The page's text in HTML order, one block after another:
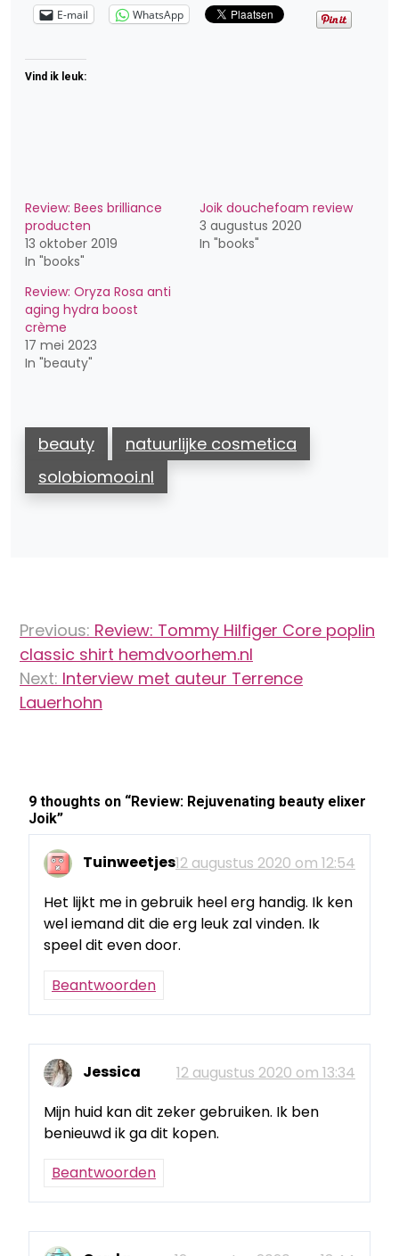
E-mail WhatsApp
Vind ik leuk:
Review: Bees brilliance
producten
13 oktober 2019
In "books"
Joik douchefoam review
3 augustus 2020
In "books"
Review: Oryza Rosa anti
aging hydra boost
crème
17 mei 2023
In "beauty"
beauty
natuurlijke cosmetica
solobiomooi.nl
navigatie
Previous: Review: Tommy Hilfiger Core poplin
classic shirt hemdvoorhem.nl
Next: Interview met auteur Terrence
Lauerhohn
9 thoughts on “Review: Rejuvenating beauty elixer
Joik”
Tuinweetjes12 augustus 2020 om 12:54
Het lijkt me in gebruik heel erg handig. Ik ken
wel iemand dit die erg leuk zal vinden. Ik
speel dit even door.
Beantwoorden
Jessica
12 augustus 2020 om 13:34
Mijn huid kan dit zeker gebruiken. Ik ben
benieuwd ik ga dit kopen.
Beantwoorden